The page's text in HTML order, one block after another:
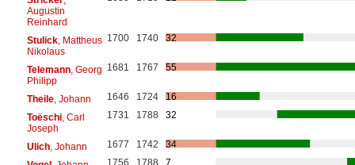
Augustin
Reinhard
Stulick, Mattheus
Nikolaus
1700 1740 32
Telemann, Georg
Philipp
1681 1767 55
Theile, Johann 1646 1724
16
Toëschi, Carl
Joseph
1731 1788 32
Ulich, Johann 1677 1742
34
1756 1788 7